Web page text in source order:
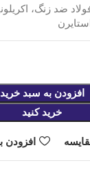
ضد زنگ،
افزودن به سبد خرید
خرید کنید
افزودن